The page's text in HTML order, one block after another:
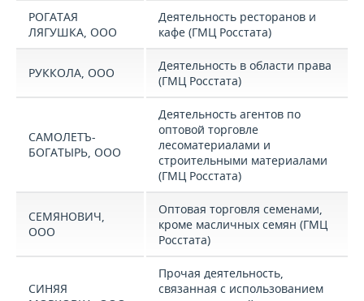
РОГАТАЯ
ЛЯГУШКА, ООО
Деятельность ресторанов и
кафе (ГМЦ Росстата)
РУККОЛА, ООО
Деятельность в области права
(ГМЦ Росстата)
САМОЛЕТЪ-
БОГАТЫРЬ, ООО
Деятельность агентов по
оптовой торговле
лесоматериалами и
строительными материалами
(ГМЦ Росстата)
СЕМЯНОВИЧ,
ООО
Оптовая торговля семенами,
кроме масличных семян (ГМЦ
Росстата)
СИНЯЯ
Прочая деятельность,
связанная с использованием